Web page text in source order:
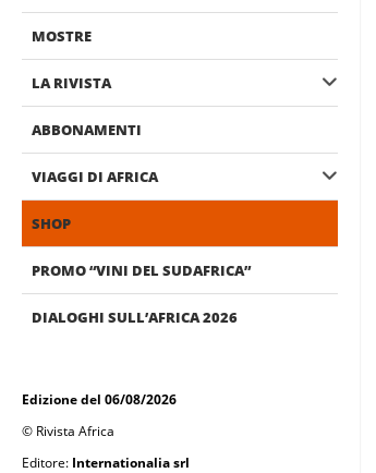
MOSTRE
LA RIVISTA
ABBONAMENTI
VIAGGI DI AFRICA
SHOP
PROMO “VINI DEL SUDAFRICA”
DIALOGHI SULL’AFRICA 2026
Edizione del 06/08/2026
© Rivista Africa
Editore: Internationalia srl